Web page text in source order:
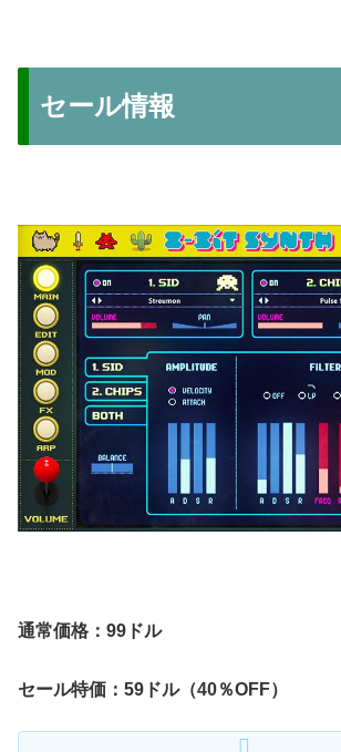
セール情報
通常価格：99ドル
セール特価：59ドル（40％OFF）